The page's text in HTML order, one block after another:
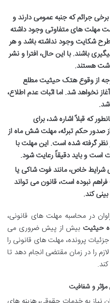
جرائم که جنبه عمومی دارند و
مهلت های متفاوتی وجود داشته
شکایت وجود نداشته باشد و هر
باشند. با این حال، افترا و نشر
هستند.
از وقوع هتک حیثیت مطلع
نخواهد شد. اما اثبات عدم اطلاع،
که قبلاً اشاره شد، برای
حکم تبرئه، مهلت شش ماه از
نظر گرفته شده است. این مهلت با
و باید دقیقاً رعایت شود.
شرایط خاص، مانند فوت شاکی یا
نبوده است، قانون می تواند
کند.
در محاسبه مهلت های قانونی،
حیثیت بیش از پیش ضروری می
پرونده، مهلت های قانونی را
را در زمان مقتضی انجام دهد تا
مؤثر و شفافیت